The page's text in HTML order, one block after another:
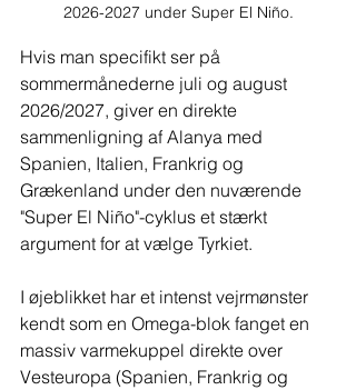
2026-2027 under Super El Niño.
Hvis man specifikt ser på
sommermånederne juli og august
2026/2027, giver en direkte
sammenligning af Alanya med
Spanien, Italien, Frankrig og
Grækenland under den nuværende
"Super El Niño"-cyklus et stærkt
argument for at vælge Tyrkiet.
I øjeblikket har et intenst vejrmønster
kendt som en Omega-blok fanget en
massiv varmekuppel direkte over
Vesteuropa (Spanien, Frankrig og